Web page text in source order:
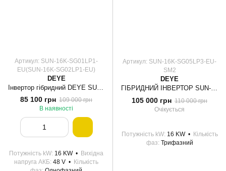
Артикул: SUN-16K-SG01LP1-
EU(SUN-16K-SG02LP1-EU)
DEYE
85 100 грн 109 000 грн
В наявності
Потужність kW 16 KW
Вихідна
напруга АКБ 48 V
Кількість
Артикул: SUN-16K-SG05LP3-EU-
SM2
DEYE
ГІБРИДНИЙ ІНВЕРТОР SUN-16K-SG05LP3-EU-SM2 DEYE WIFI (16 KW, 3 ФАЗИ, 2 MPPT, LV)
105 000 грн 110 000 грн
Очікується
Потужність kW 16 KW
Кількість
фаз Трифазний